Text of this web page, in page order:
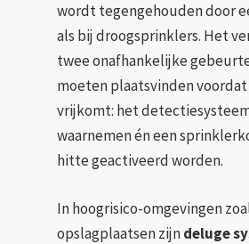
wordt tegengehouden door
als bij droogsprinklers. Het
twee onafhankelijke
moeten plaatsvinden
vrijkomt: het
waarnemen én een
hitte geactiveerd worden.
In hoogrisico-omgevingen
opslagplaatsen zijndeluge